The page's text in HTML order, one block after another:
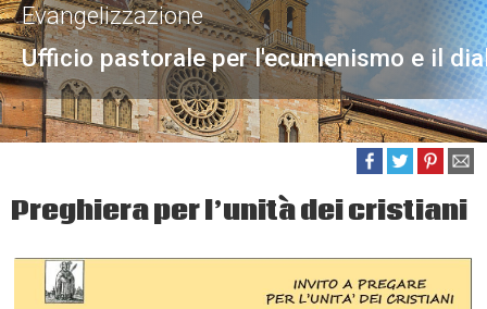
Ufficio pastorale per l'ecumenismo e il
Evangelizzazione
Preghiera per l’unità dei cristiani